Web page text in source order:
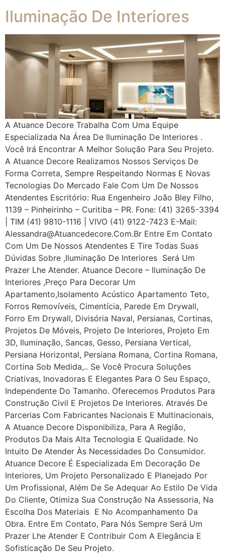
Iluminação De Interiores
A Atuance Decore Trabalha Com Uma Equipe
Especializada Na Área De Iluminação De Interiores .
Você Irá Encontrar A Melhor Solução Para Seu Projeto.
A Atuance Decore Realizamos Nossos Serviços De
Forma Correta, Sempre Respeitando Normas E Novas
Tecnologias Do Mercado Fale Com Um De Nossos
Atendentes Escritório: Rua Engenheiro João Bley Filho,
1139 – Pinheirinho – Curitiba – PR. Fone: (41) 3265-3394
| TIM (41) 9810-1116 | VIVO (41) 9122-7423 E-Mail:
Alessandra@atuancedecore.com.br Entre Em Contato
Com Um De Nossos Atendentes E Tire Todas Suas
Dúvidas Sobre ,iluminação De Interiores Será Um
Prazer Lhe Atender. Atuance Decore – Iluminação De
Interiores ,Preço Para Decorar Um
Apartamento,Isolamento Acústico Apartamento Teto,
Forros Removíveis, Cimentícia, Parede Em Drywall,
Forro Em Drywall, Divisória Naval, Persianas, Cortinas,
Projetos De Móveis, Projeto De Interiores, Projeto Em
3D, Iluminação, Sancas, Gesso, Persiana Vertical,
Persiana Horizontal, Persiana Romana, Cortina Romana,
Cortina Sob Medida,.. Se Você Procura Soluções
Criativas, Inovadoras E Elegantes Para O Seu Espaço,
Independente Do Tamanho. Oferecemos Produtos Para
Construção Civil E Projetos De Interiores. Através De
Parcerias Com Fabricantes Nacionais E Multinacionais,
A Atuance Decore Disponibiliza, Para A Região,
Produtos Da Mais Alta Tecnologia E Qualidade. No
Intuito De Atender Às Necessidades Do Consumidor.
Atuance Decore É Especializada Em Decoração De
Interiores, Um Projeto Personalizado E Planejado Por
Um Profissional, Além De Se Adequar Ao Estilo De Vida
Do Cliente, Otimiza Sua Construção Na Assessoria, Na
Escolha Dos Materiais E No Acompanhamento Da
Obra. Entre Em Contato, Para Nós Sempre Será Um
Prazer Lhe Atender E Contribuir Com A Elegância E
Sofisticação De Seu Projeto.